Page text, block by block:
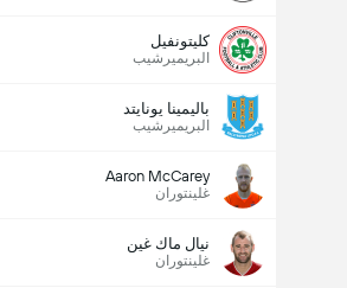
كليتونفيل
البريميرشيب
باليمينا يونايتد
البريميرشيب
Aaron McCarey
غلينتوران
نيال ماك غين
غلينتوران
لينفيلد
15/08
عدد الاهداف (2.5)